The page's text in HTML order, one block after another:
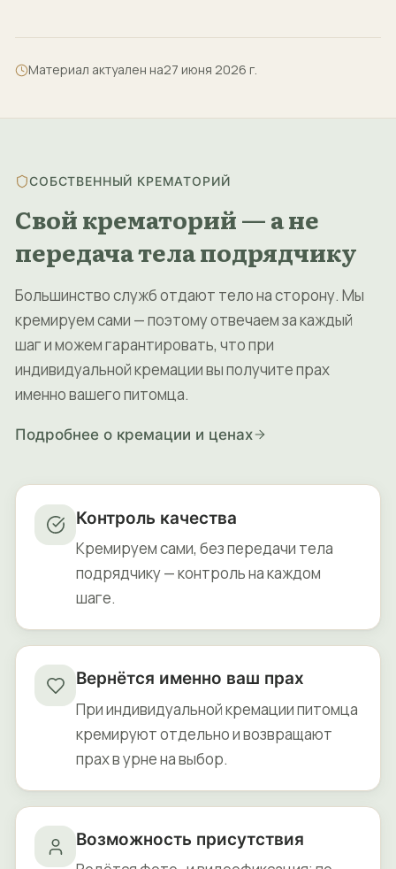
Материал актуален на27 июня 2026 г.
СОБСТВЕННЫЙ КРЕМАТОРИЙ
Свой крематорий — а не
передача тела подрядчику
Большинство служб отдают тело на сторону. Мы
кремируем сами — поэтому отвечаем за каждый
шаг и можем гарантировать, что при
индивидуальной кремации вы получите прах
именно вашего питомца.
Подробнее о кремации и ценах
Контроль качества
Кремируем сами, без передачи тела
подрядчику — контроль на каждом
шаге.
Вернётся именно ваш прах
При индивидуальной кремации питомца
кремируют отдельно и возвращают
прах в урне на выбор.
Возможность присутствия